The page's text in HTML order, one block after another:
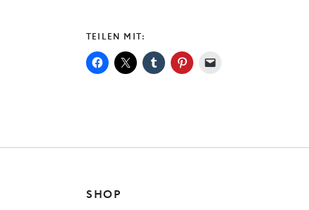
TEILEN MIT:
SHOP